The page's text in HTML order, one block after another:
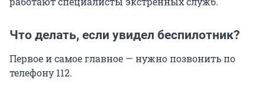
Что делать, если увидел беспилотник?
Первое и самое главное — нужно позвонить по
телефону 112.